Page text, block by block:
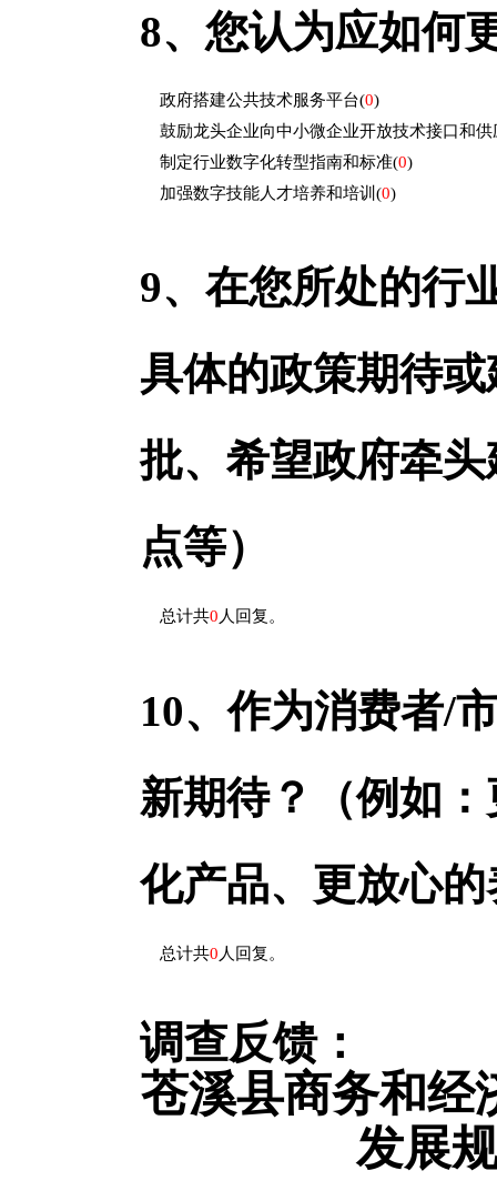
8、 您认为应如何
政府搭建公共技术服务平台(0)
鼓励龙头企业向中小微企业开放技术接口和供
制定行业数字化转型指南和标准(0)
加强数字技能人才培养和培训 (0)
9、 在您所处的行
具体的政策期待
批、希望政府牵
点等）
总计共0 人回复。
10、作为消费者/
新期待？（例如
化产品、更放心
总计共0 人回复。
调查反馈：
苍溪县商务和经
发展